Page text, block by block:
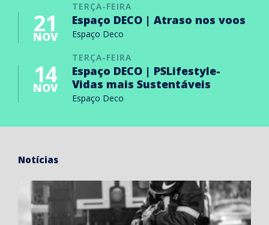
TERÇA-FEIRA
21
NOV
Espaço DECO | Atraso nos voos
Espaço Deco
TERÇA-FEIRA
14
NOV
Espaço DECO | PSLifestyle-
Vidas mais Sustentáveis
Espaço Deco
Notícias